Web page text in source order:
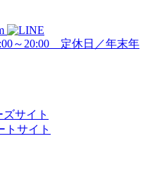
～20:00 定休日／年末年
サイト
トサイト